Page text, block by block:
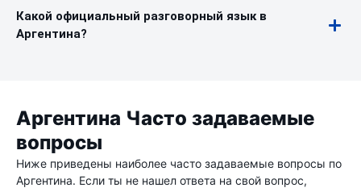
Какой официальный разговорный язык в
Аргентина?
Аргентина Часто задаваемые
вопросы
Ниже приведены наиболее часто задаваемые вопросы по
Аргентина. Если ты не нашел ответа на свой вопрос,